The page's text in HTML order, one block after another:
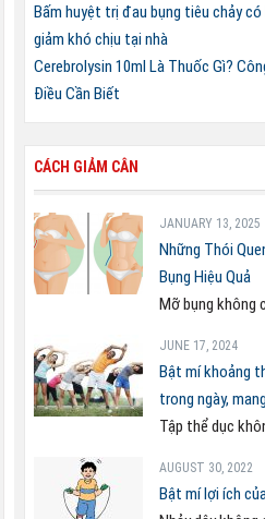
Bấm huyệt trị đau bụng tiêu chảy
giảm khó chịu tại nhà
Cerebrolysin 10ml Là Thuốc Gì?
Điều Cần Biết
CÁCH GIẢM CÂN
JANUARY 13, 2025
Những Thói
Bụng Hiệu Quả
Mỡ bụng không
JUNE 17, 2024
Bật mí khoảng
trong ngày,
Tập thể dục
AUGUST 30, 2022
Bật mí lợi ích